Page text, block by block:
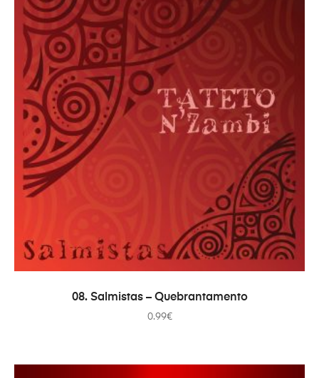
ADICIONAR
08. Salmistas – Quebrantamento
0.99€